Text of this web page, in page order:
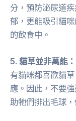
分，預防泌尿道
郁，更能吸引貓
的飲食中。
5. 貓草並非萬能：
有貓咪都喜歡貓
應。因此，不要
助牠們排出毛球